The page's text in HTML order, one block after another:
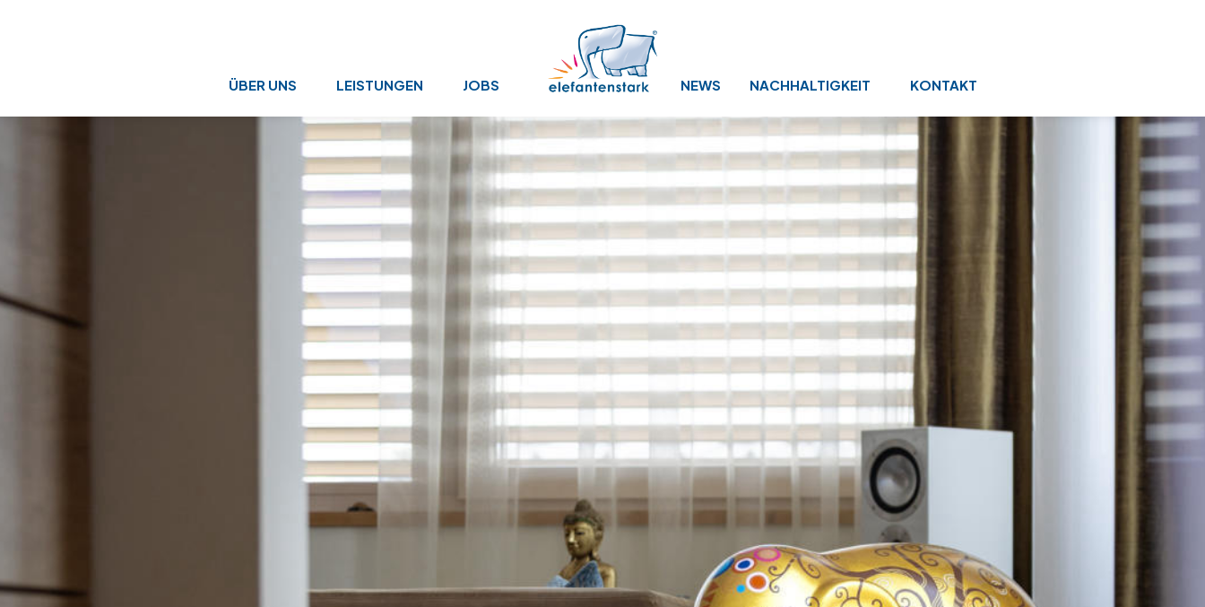
ÜBER UNS LEISTUNGEN JOBS NEWS NACHHALTIGKEIT KONTAKT